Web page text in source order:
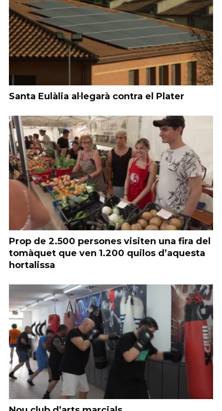
Santa Eulàlia al·legarà contra el Plater
Prop de 2.500 persones visiten una fira del
tomàquet que ven 1.200 quilos d’aquesta
hortalissa